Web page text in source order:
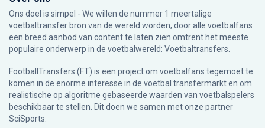
Ons doel is simpel - We willen de nummer 1 meertalige
voetbaltransfer bron van de wereld worden, door alle voetbalfans
een breed aanbod van content te laten zien omtrent het meeste
populaire onderwerp in de voetbalwereld: Voetbaltransfers.
FootballTransfers (FT) is een project om voetbalfans tegemoet te
komen in de enorme interesse in de voetbal transfermarkt en om
realistische op algoritme gebaseerde waarden van voetbalspelers
beschikbaar te stellen. Dit doen we samen met onze partner
SciSports.